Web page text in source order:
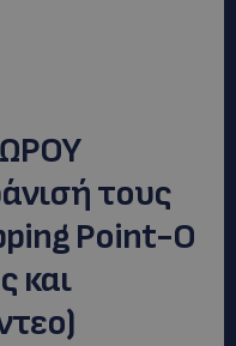
τους
Point-Ο
και